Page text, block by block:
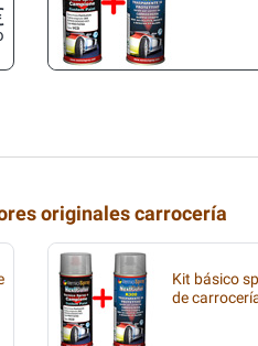
originales carrocería
Kit básico
de